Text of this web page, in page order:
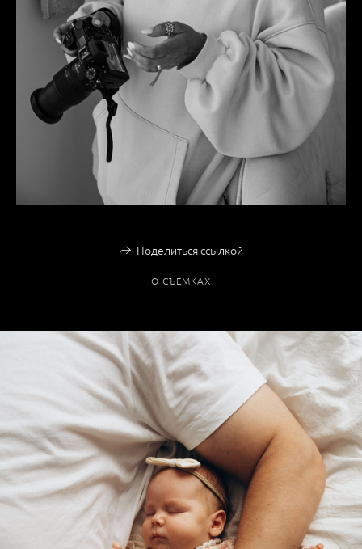
Поделиться ссылкой
О СЪЕМКАХ